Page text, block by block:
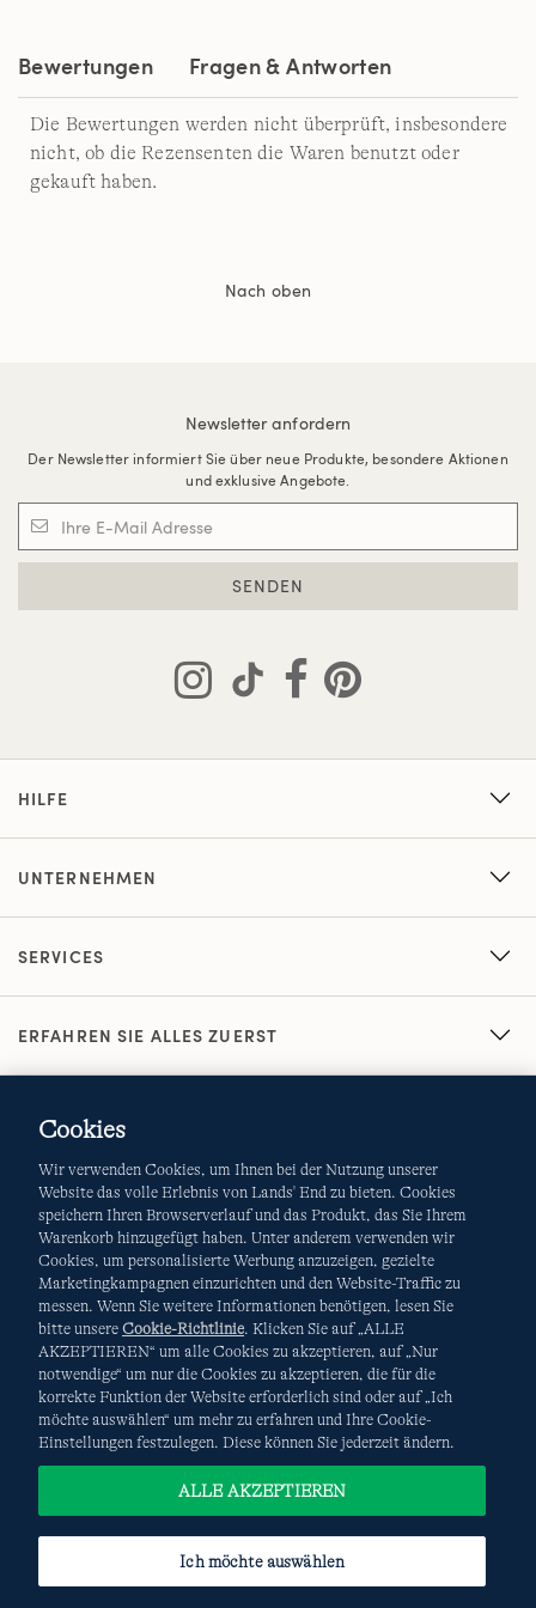
Bewertungen Fragen & Antworten
Die Bewertungen werden nicht überprüft, insbesondere
nicht, ob die Rezensenten die Waren benutzt oder
gekauft haben.
Nach oben
Newsletter anfordern
Der Newsletter informiert Sie über neue Produkte, besondere Aktionen
und exklusive Angebote.
SENDEN
HILFE
UNTERNEHMEN
SERVICES
ERFAHREN SIE ALLES ZUERST
AGB Datenschutz & Sicherheit
Cookies-Ich möchte auswählen Site Map
Internationale Websites
Diese Website ist durch reCAPTCHA geschützt. Es gelten die
DatenschutzerklärungundNutzungsbedingungen
Google.
Cookies
Wir verwenden Cookies, um Ihnen bei der Nutzung unserer
Website das volle Erlebnis von Lands' End zu bieten. Cookies
speichern Ihren Browserverlauf und das Produkt, das Sie Ihrem
Warenkorb hinzugefügt haben. Unter anderem verwenden wir
Cookies, um personalisierte Werbung anzuzeigen, gezielte
Marketingkampagnen einzurichten und den Website-Traffic zu
messen. Wenn Sie weitere Informationen benötigen, lesen Sie
bitte unsere Cookie-Richtlinie. Klicken Sie auf „ALLE
AKZEPTIEREN“ um alle Cookies zu akzeptieren, auf „Nur
notwendige“ um nur die Cookies zu akzeptieren, die für die
korrekte Funktion der Website erforderlich sind oder auf „Ich
möchte auswählen“ um mehr zu erfahren und Ihre Cookie-
Einstellungen festzulegen. Diese können Sie jederzeit ändern.
Ich möchte auswählen
ALLE AKZEPTIEREN